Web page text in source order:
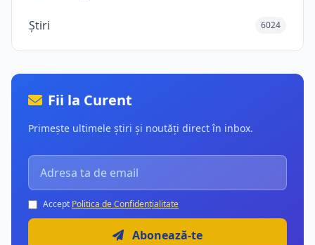
Știri 6024
Fii la Curent
Primește ultimele știri și noutăți direct în inbox.
Accept Politica de Confidențialitate
Abonează-te